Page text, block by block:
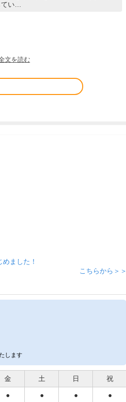
てい…
文を読む
ました！
こちらから＞＞
します
金 土 日 祝
● ● ● ●